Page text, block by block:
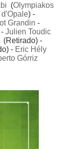
(Olympiakos
) -
Grandin -
- Julien Toudic
-
- Eric Hély
Górriz